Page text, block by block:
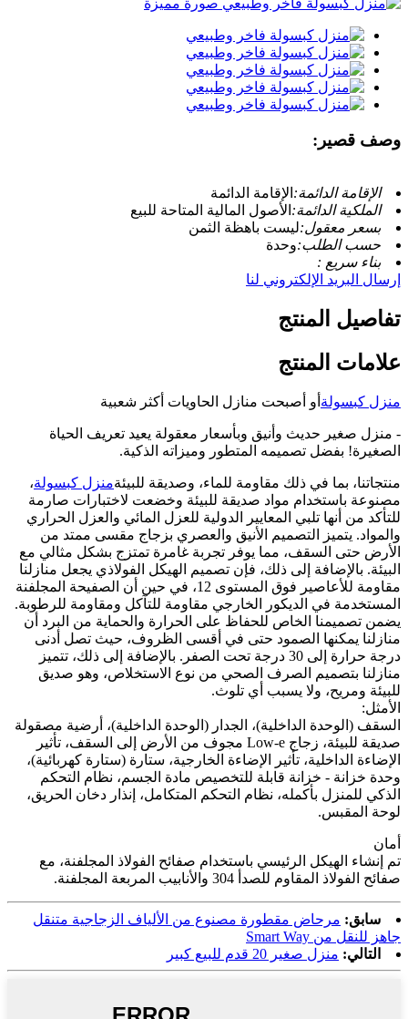
وصف قصير:
الإقامة الدائمة: الإقامة الدائمة
الملكية الدائمة: الأصول المالية المتاحة للبيع
بسعر معقول:ليست باهظة الثمن
حسب الطلب:وحدة
بناء سريع :
إرسال البريد الإلكتروني لنا
تفاصيل المنتج
علامات المنتج
منزل كبسولة أو أصبحت منازل الحاويات أكثر شعبية
- منزل صغير حديث وأنيق وبأسعار معقولة يعيد تعريف الحياة
الصغيرة! بفضل تصميمه المتطور وميزاته الذكية.
منتجاتنا، بما في ذلك مقاومة للماء، وصديقة للبيئةمنزل كبسولة،
مصنوعة باستخدام مواد صديقة للبيئة وخضعت لاختبارات صارمة
للتأكد من أنها تلبي المعايير الدولية للعزل المائي والعزل الحراري
والمواد. يتميز التصميم الأنيق والعصري بزجاج مقسى ممتد من
الأرض حتى السقف، مما يوفر تجربة غامرة تمتزج بشكل مثالي مع
البيئة. بالإضافة إلى ذلك، فإن تصميم الهيكل الفولاذي يجعل منازلنا
مقاومة للأعاصير فوق المستوى 12، في حين أن الصفيحة المجلفنة
المستخدمة في الديكور الخارجي مقاومة للتآكل ومقاومة للرطوبة.
يضمن تصميمنا الخاص للحفاظ على الحرارة والحماية من البرد أن
منازلنا يمكنها الصمود حتى في أقسى الظروف، حيث تصل أدنى
درجة حرارة إلى 30 درجة تحت الصفر. بالإضافة إلى ذلك، تتميز
منازلنا بتصميم الصرف الصحي من نوع الاستخلاص، وهو صديق
للبيئة ومريح، ولا يسبب أي تلوث.
الأمثل:
السقف (الوحدة الداخلية)، الجدار (الوحدة الداخلية)، أرضية مصقولة
صديقة للبيئة، زجاج Low-e مجوف من الأرض إلى السقف، تأثير
الإضاءة الداخلية، تأثير الإضاءة الخارجية، ستارة (ستارة كهربائية)،
وحدة خزانة - خزانة قابلة للتخصيص مادة الجسم، نظام التحكم
الذكي للمنزل بأكمله، نظام التحكم المتكامل، إنذار دخان الحريق،
لوحة المقبس.
أمان
تم إنشاء الهيكل الرئيسي باستخدام صفائح الفولاذ المجلفنة، مع
صفائح الفولاذ المقاوم للصدأ 304 والأنابيب المربعة المجلفنة.
سابق: مرحاض مقطورة مصنوع من الألياف الزجاجية متنقل
جاهز للنقل من Smart Way
التالي: منزل صغير 20 قدم للبيع كبير